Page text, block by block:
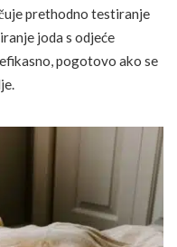
prethodno testiranje
joda s odjeće
pogotovo ako se